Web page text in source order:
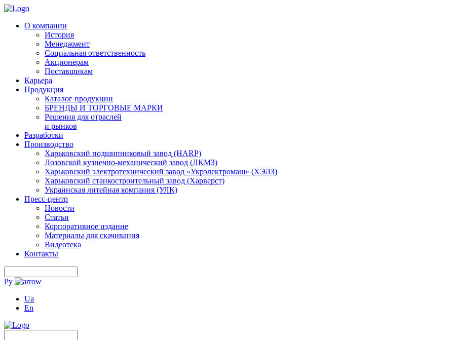
О компании
История
Менеджмент
Социальная ответственность
Акционерам
Поставщикам
Карьера
Продукция
Каталог продукции
БРЕНДЫ И ТОРГОВЫЕ МАРКИ
Решения для отраслей
и рынков
Разработки
Производство
Харьковский подшипниковый завод (HARP)
Лозовской кузнечно-механический завод (ЛКМЗ)
Харьковский электротехнический завод «Укрэлектромаш» (ХЭЛЗ)
Харьковский станкостроительный завод (Харверст)
Украинская литейная компания (УЛК)
Пресс-центр
Новости
Статьи
Корпоративное издание
Материалы для скачивания
Видеотека
Контакты
Ру
Ua
En